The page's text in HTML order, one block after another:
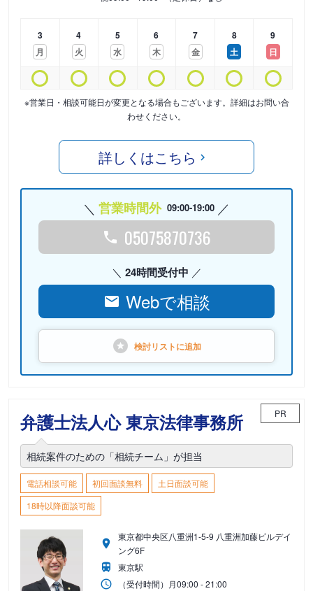
3
月
4
火
5
水
6
木
7
金
8
土
9
日
※営業日・相談可能日が変更となる場合もございます。詳細はお問い合
わせください。
詳しくはこちら
営業時間外 09:00-19:00
05075870736
24時間受付中
Webで相談
検討リストに追加
弁護士法人心 東京法律事務所 PR
相続案件のための「相続チーム」が担当
電話相談可能 初回面談無料
土日面談可能
18時以降面談可能
東京都中央区八重洲1-5-9 八重洲加藤ビルデイ
ング6F
東京駅
（受付時間） 月09:00 - 21:00